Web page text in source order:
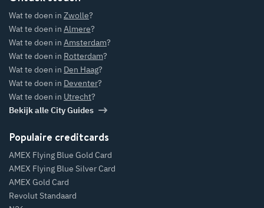
Wat te doen in Zwolle?
Wat te doen in Almere?
Wat te doen in Amsterdam?
Wat te doen in Rotterdam?
Wat te doen in Den Haag?
Wat te doen in Deventer?
Wat te doen in Utrecht?
Bekijk alle City Guides
Populaire creditcards
AMEX Flying Blue Gold Card
AMEX Flying Blue Silver Card
AMEX Gold Card
Revolut Standaard